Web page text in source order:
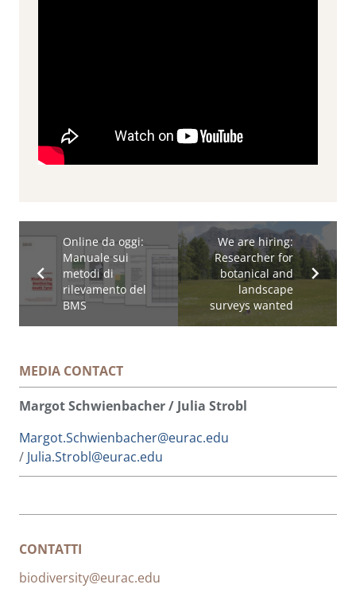
Online da oggi:
Manuale sui
metodi di
rilevamento del
BMS
We are hiring:
Researcher for
botanical and
landscape
surveys wanted
MEDIA CONTACT
Margot Schwienbacher / Julia Strobl
Margot.Schwienbacher@eurac.edu
/ Julia.Strobl@eurac.edu
CONTATTI
biodiversity@eurac.edu